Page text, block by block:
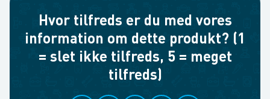
Hvor tilfreds er du med vores
information om dette produkt? (1
= slet ikke tilfreds, 5 = meget
tilfreds)